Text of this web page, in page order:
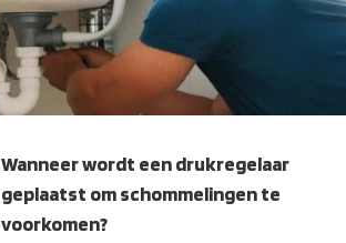
Wanneer wordt een drukregelaar
geplaatst om schommelingen te
voorkomen?